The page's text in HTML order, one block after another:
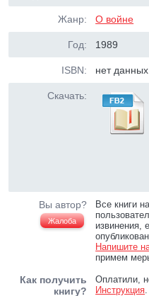
Жанр: О войне
Год: 1989
ISBN: нет данных
Скачать:
Вы автор?
Жалоба
Все книги
извинения,
Напишите
примем
Как получить
книгу?
Оплатили,
Инструкция.